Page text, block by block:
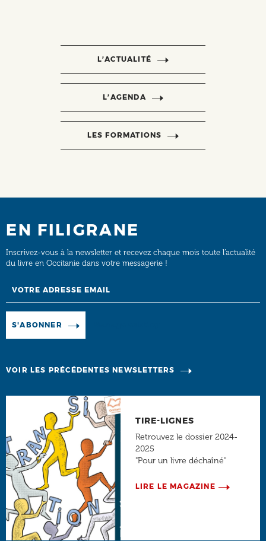
L’ACTUALITÉ
L’AGENDA
LES FORMATIONS
EN FILIGRANE
Inscrivez-vous à la newsletter et recevez chaque mois toute l’actualité
du livre en Occitanie dans votre messagerie !
S'ABONNER
VOIR LES PRÉCÉDENTES NEWSLETTERS
TIRE-LIGNES
Retrouvez le dossier 2024-
2025
"Pour un livre déchaîné"
LIRE LE MAGAZINE